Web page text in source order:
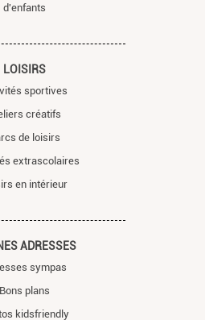
d'enfants
LOISIRS
sportives
créatifs
de loisirs
extrascolaires
en intérieur
ADRESSES
sympas
Bons plans
kidsfriendly